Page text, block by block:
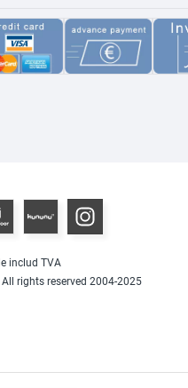
includ TVA
rights reserved 2004-2025